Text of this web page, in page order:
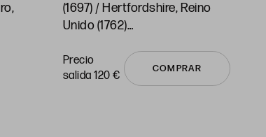
(1697) / Hertfordshire, Reino
Unido (1762)
Huella: 21,5 x 38 cm c/u
Precio
salida 120 €
COMPRAR